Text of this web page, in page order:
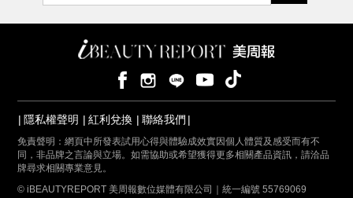
隱私權聲明 紅利兌換 聯絡我們
免責聲明：網頁中所發表試用心得與體驗成效實因個人體質及感受而有不
同，非品牌之言論與立場。如需協助或希望獲得更多相關產品資訊，請洽品
牌尋求相關專業意見。
© iBEAUTYREPORT 美周報數位媒體有限公司｜統一編號 55769069